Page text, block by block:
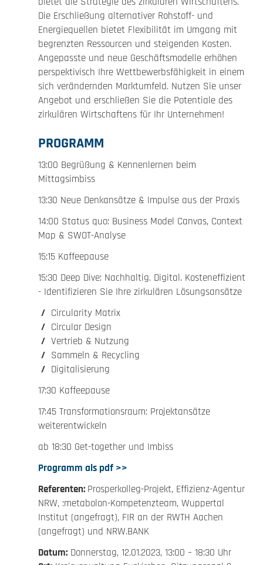
Die Erschließung alternativer Rohstoff- und
Energiequellen bietet Flexibilität im Umgang mit
begrenzten Ressourcen und steigenden Kosten.
Angepasste und neue Geschäftsmodelle erhöhen
perspektivisch Ihre Wettbewerbsfähigkeit in einem
sich verändernden Marktumfeld. Nutzen Sie unser
Angebot und erschließen Sie die Potentiale des
zirkulären Wirtschaftens für Ihr Unternehmen!
PROGRAMM
13:00 Begrüßung & Kennenlernen beim
Mittagsimbiss
13:30 Neue Denkansätze & Impulse aus der Praxis
14:00 Status quo: Business Model Canvas, Context
Map & SWOT-Analyse
15:15 Kaffeepause
15:30 Deep Dive: Nachhaltig. Digital. Kosteneffizient
- Identifizieren Sie Ihre zirkulären Lösungsansätze
Circularity Matrix
Circular Design
Vertrieb & Nutzung
Sammeln & Recycling
Digitalisierung
17:30 Kaffeepause
17:45 Transformationsraum: Projektansätze
weiterentwickeln
ab 18:30 Get-together und Imbiss
Programm als pdf >>
Referenten: Prosperkolleg-Projekt, Effizienz-Agentur
NRW, :metabolon-Kompetenzteam, Wuppertal
Institut (angefragt), FIR an der RWTH Aachen
(angefragt) und NRW.BANK
Datum:Donnerstag, 12.01.2023, 13:00 – 18:30 Uhr